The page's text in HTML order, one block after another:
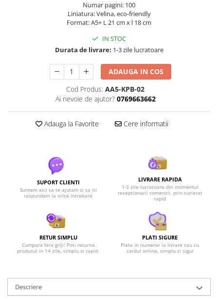
Numar pagini: 100
Liniatura: Velina, eco-friendly
Format: A5+ L 21 cm x l 18 cm
IN STOC
Durata de livrare: 1-3 zile lucratoare
ADAUGA IN COS
Cod Produs: AA5-KPB-02
Ai nevoie de ajutor? 0769663662
Adauga la Favorite Cere informatii
SUPORT CLIENTI
Suntem aici sa te ajutam si sa iti
raspundem la orice intrebare
LIVRARE RAPIDA
1-3 zile lucratoare din momentul
receptionarii comenzii, prin curierat
rapid
RETUR SIMPLU
Cumpara fara griji! Poti returna
produsul in 14 zile, simplu si rapid.
PLATI SIGURE
Plata in numerar la livrare sau cu
cardul online, simplu si sigur
Descriere